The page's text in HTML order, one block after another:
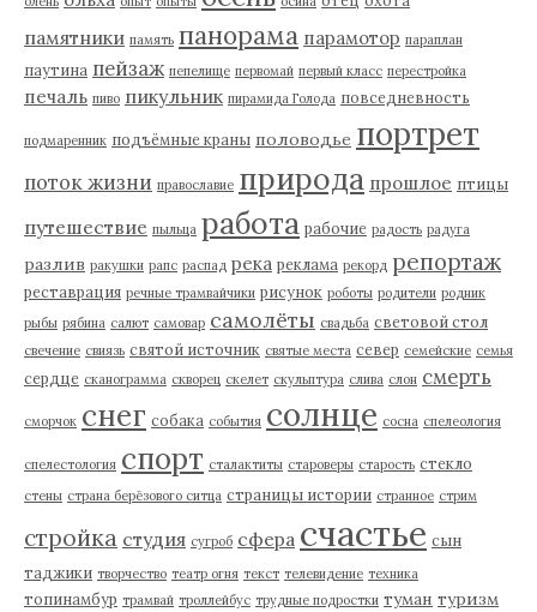
памятники память панорама парамотор параплан
паутина пейзаж пепелище первомай первый класс перестройка
печаль пиво пикульник пирамида Голода повседневность
подмаренник подъёмные краны половодье портрет
поток жизни православие природа прошлое птицы
путешествие пыльца работа рабочие радость радуга
разлив ракушки рапс распад река реклама рекорд репортаж
реставрация речные трамвайчики рисунок роботы родители родник
рыбы рябина салют самовар самолёты свадьба световой стол
свечение свиязь святой источник святые места север семейские семья
сердце сканограмма скворец скелет скульптура слива слон смерть
сморчок снег собака события солнце сосна спелеология
спелестология спорт сталактиты староверы старость стекло
стены страна берёзового ситца страницы истории странное стрим
стройка студия сугроб сфера счастье сын
таджики творчество театр огня текст телевидение техника
топинамбур трамвай троллейбус трудные подростки туман туризм